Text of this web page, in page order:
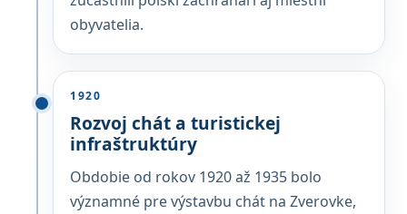
obyvatelia.
1920
Rozvoj chát a turistickej
infraštruktúry
Obdobie od rokov 1920 až 1935 bolo
významné pre výstavbu chát na Zverovke,